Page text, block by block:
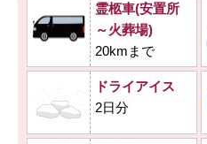
霊柩車(安置所
～火葬場)
20kmまで
ドライアイス
2日分